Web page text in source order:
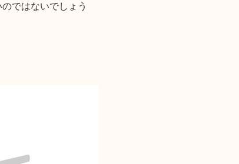
ではないでしょう